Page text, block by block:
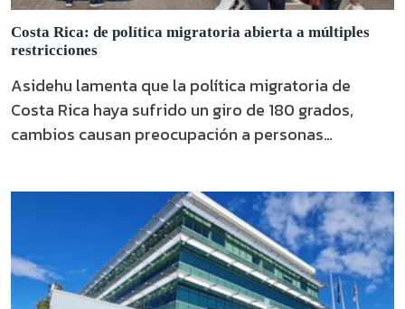
Costa Rica: de política migratoria abierta a múltiples
restricciones
Asidehu lamenta que la política migratoria de
Costa Rica haya sufrido un giro de 180 grados,
cambios causan preocupación a personas